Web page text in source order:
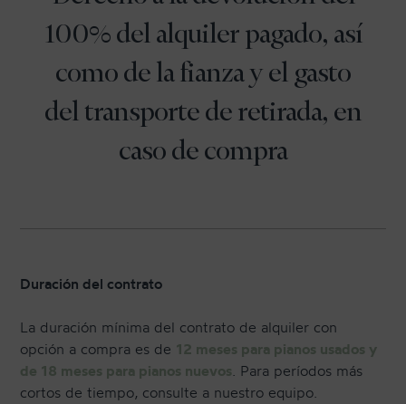
100% del alquiler pagado, así
como de la fianza y el gasto
del transporte de retirada, en
caso de compra
Duración del contrato
La duración mínima del contrato de alquiler con
opción a compra es de 12 meses para pianos usados y
de 18 meses para pianos nuevos. Para períodos más
cortos de tiempo, consulte a nuestro equipo.